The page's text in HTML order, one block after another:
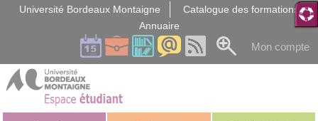
Université Bordeaux Montaigne
Catalogue des formations
Annuaire
Mon compte
Gestion des cookies